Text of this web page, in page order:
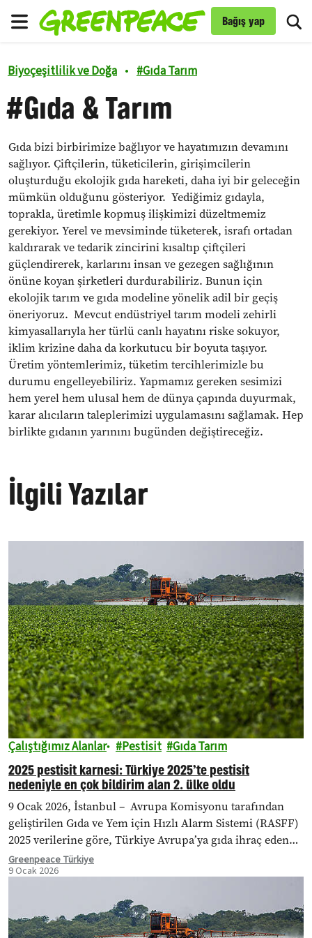
Bağış yap
Biyoçeşitlilik ve Doğa • #Gıda Tarım
#Gıda & Tarım
Gıda bizi birbirimize bağlıyor ve hayatımızın devamını
sağlıyor. Çiftçilerin, tüketicilerin, girişimcilerin
oluşturduğu ekolojik gıda hareketi, daha iyi bir geleceğin
mümkün olduğunu gösteriyor. Yediğimiz gıdayla,
toprakla, üretimle kopmuş ilişkimizi düzeltmemiz
gerekiyor. Yerel ve mevsiminde tüketerek, israfı ortadan
kaldırarak ve tedarik zincirini kısaltıp çiftçileri
güçlendirerek, karlarını insan ve gezegen sağlığının
önüne koyan şirketleri durdurabiliriz. Bunun için
ekolojik tarım ve gıda modeline yönelik adil bir geçiş
öneriyoruz. Mevcut endüstriyel tarım modeli zehirli
kimyasallarıyla her türlü canlı hayatını riske sokuyor,
iklim krizine daha da korkutucu bir boyuta taşıyor.
Üretim yöntemlerimiz, tüketim tercihlerimizle bu
durumu engelleyebiliriz. Yapmamız gereken sesimizi
hem yerel hem ulusal hem de dünya çapında duyurmak,
karar alıcıların taleplerimizi uygulamasını sağlamak. Hep
birlikte gıdanın yarınını bugünden değiştireceğiz.
İlgili Yazılar
Çalıştığımız Alanlar Pestisit Gıda Tarım
2025 pestisit karnesi: Türkiye 2025’te pestisit
nedeniyle en çok bildirim alan 2. ülke oldu
9 Ocak 2026, İstanbul – Avrupa Komisyonu tarafından
geliştirilen Gıda ve Yem için Hızlı Alarm Sistemi (RASFF)
2025 verilerine göre, Türkiye Avrupa’ya gıda ihraç eden
ülkeler arasında pestisit nedeniyle en…
Greenpeace Türkiye
9 Ocak 2026